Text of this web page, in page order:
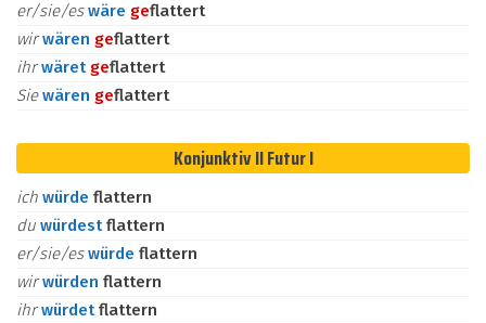
er/sie/eswäre geflattert
wirwären geflattert
ihrwäret geflattert
Siewären geflattert
Konjunktiv II Futur I
ich würde flattern
du würdestflattern
er/sie/eswürde flattern
wirwürden flattern
ihrwürdetflattern